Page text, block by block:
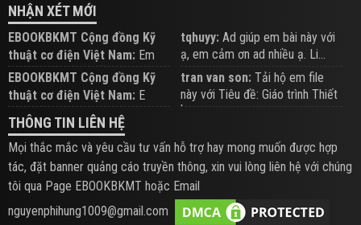
NHẬN XÉT MỚI
EBOOKBKMT Cộng đồng Kỹ
thuật cơ điện Việt Nam: Em
đăng trên Group hỗ trợ nhé
tqhuyy: Ad giúp em bài này với
ạ, em cảm ơn ad nhiều ạ. Li...
EBOOKBKMT Cộng đồng Kỹ
thuật cơ điện Việt Nam: E
xem hỗ trợ trên Group
tran van son: Tải hộ em file
này với Tiêu đề: Giáo trình Thiết
b...
THÔNG TIN LIÊN HỆ
Mọi thắc mắc và yêu cầu tư vấn hỗ trợ hay mong muốn được hợp
tác, đặt banner quảng cáo truyền thông, xin vui lòng liên hệ với chúng
tôi qua Page EBOOKBKMT hoặc Email
nguyenphihung1009@gmail.com